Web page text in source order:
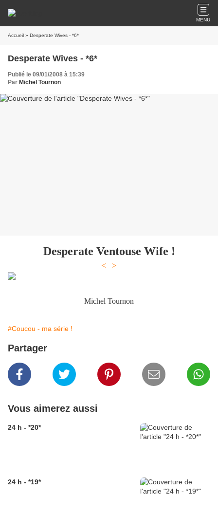
MENU
Accueil » Desperate Wives - *6*
Desperate Wives - *6*
Publié le 09/01/2008 à 15:39
Par Michel Tournon
Desperate Ventouse Wife !
< >
Michel Tournon
#Coucou - ma série !
Partager
Vous aimerez aussi
24 h - *20*
24 h - *19*